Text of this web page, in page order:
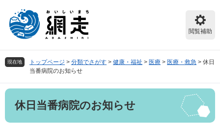
頭
で
飛
ば
へ
閲覧補助
現在地 トップページ > 分類でさがす > 健康・福祉 > 医療 > 医療・救急 > 休日
当番病院のお知らせ
本
休日当番病院のお知らせ